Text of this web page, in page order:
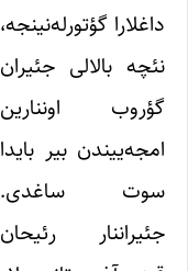
داغلارا گؤتورله‌نینجه،
نئچه بالالی جئیران
گؤروب اوننارین
امجه‌ییندن بیر بایدا
سوت ساغدی.
جئیراننار رئیحان